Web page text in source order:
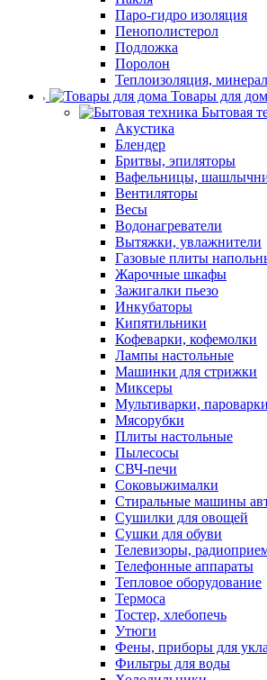
Паро-гидро изоляция
Пенополистерол
Подложка
Поролон
Теплоизоляция,
Товары для
Бытовая
Акустика
Блендер
Бритвы, эпиляторы
Вафельницы,
Вентиляторы
Весы
Водонагреватели
Вытяжки, увлажнители
Газовые плиты
Жарочные шкафы
Зажигалки пьезо
Инкубаторы
Кипятильники
Кофеварки, кофемолки
Лампы настольные
Машинки для стрижки
Миксеры
Мультиварки, пароварки
Мясорубки
Плиты настольные
Пылесосы
СВЧ-печи
Соковыжималки
Стиральные машины
Сушилки для овощей
Сушки для обуви
Телевизоры,
Телефонные аппараты
Тепловое оборудование
Термоса
Тостер, хлебопечь
Утюги
Фены, приборы для
Фильтры для воды